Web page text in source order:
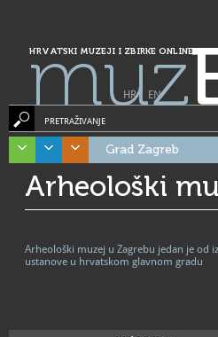
HRVATSKI MUZEJI I ZBIRKE ONLINE
muz
HR| EN
PRETRAŽIVANJE
Grad Zagreb
Arheološki
Arheološki muzej u Zagrebu jedan je od
ustanove u hrvatskom glavnom gradu